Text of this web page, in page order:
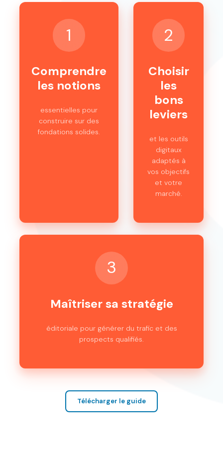
1
Comprendre
les notions
essentielles pour
construire sur des
fondations solides.
2
Choisir
les
bons
leviers
et les outils
digitaux
adaptés à
vos objectifs
et votre
marché.
3
Maîtriser sa stratégie
éditoriale pour générer du trafic et des
prospects qualifiés.
Télécharger le guide